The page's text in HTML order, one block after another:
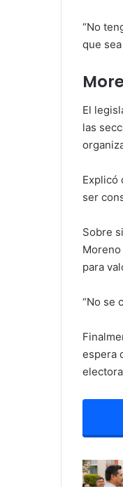
“No
que
El
las
Explicó
ser
Sobre
para
“No se
espera